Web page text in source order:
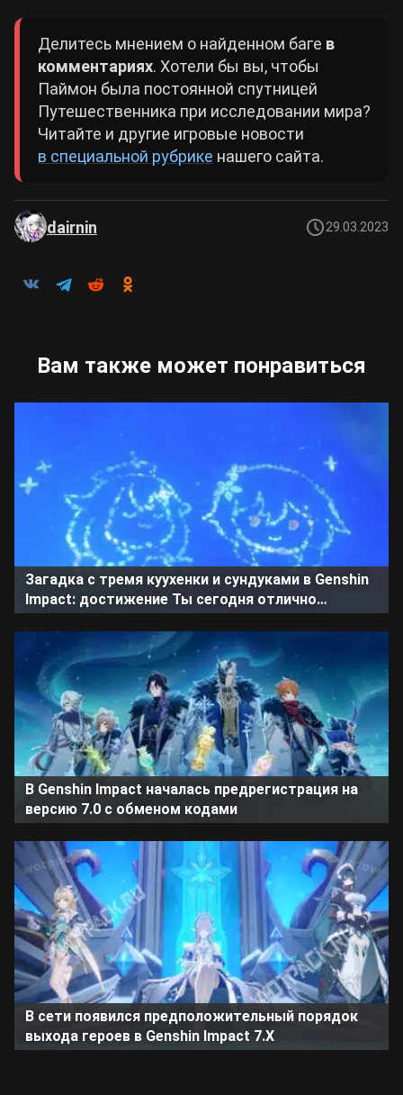
Делитесь мнением о найденном баге в
комментариях. Хотели бы вы, чтобы
Паймон была постоянной спутницей
Путешественника при исследовании мира?
Читайте и другие игровые новости
в специальной рубрике нашего сайта.
dairnin 29.03.2023
Вам также может понравиться
Загадка с тремя куухенки и сундуками в Genshin
Impact: достижение Ты сегодня отлично
В Genshin Impact началась предрегистрация на
версию 7.0 с обменом кодами
В сети появился предположительный порядок
выхода героев в Genshin Impact 7.X